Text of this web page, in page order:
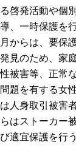
る啓発活動や個
導、一時保護を
月からは、要保
発見のため、家
性被害等、正常
問題を有する女
は人身取引被害
らはストーカー
び適宜保護を行